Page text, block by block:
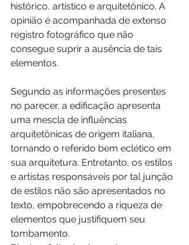
histórico, artístico e arquitetônico. A
opinião é acompanhada de extenso
registro fotográfico que não
consegue suprir a ausência de tais
elementos.
Segundo as informações presentes
no parecer, a edificação apresenta
uma mescla de influências
arquitetônicas de origem italiana,
tornando o referido bem eclético em
sua arquitetura. Entretanto, os estilos
e artistas responsáveis por tal junção
de estilos não são apresentados no
texto, empobrecendo a riqueza de
elementos que justifiquem seu
tombamento.